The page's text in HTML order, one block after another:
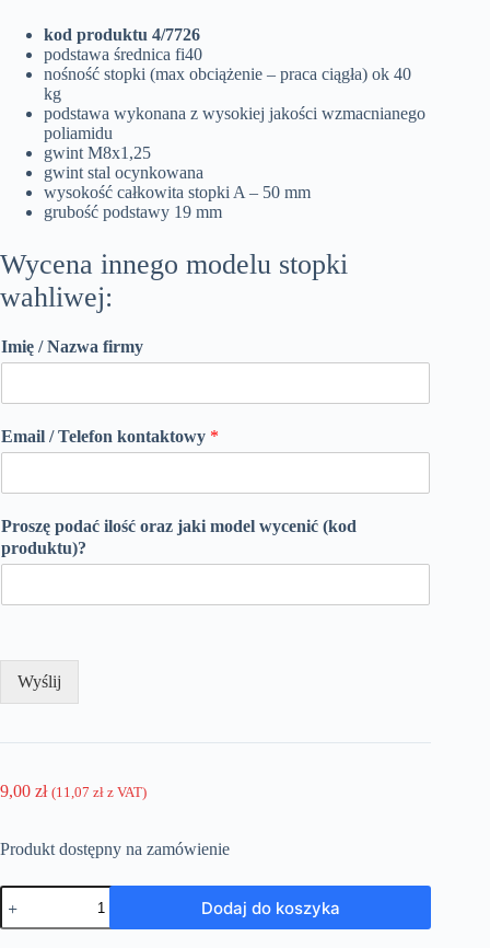
kod produktu 4/7726
podstawa średnica fi40
nośność stopki (max obciążenie – praca ciągła) ok 40
kg
podstawa wykonana z wysokiej jakości wzmacnianego
poliamidu
gwint M8x1,25
gwint stal ocynkowana
wysokość całkowita stopki A – 50 mm
grubość podstawy 19 mm
Wycena innego modelu stopki
wahliwej:
Imię / Nazwa firmy
Email / Telefon kontaktowy *
Proszę podać ilość oraz jaki model wycenić (kod
produktu)?
Wyślij
9,00 zł (11,07 zł z VAT)
Produkt dostępny na zamówienie
ilość
Stopka
wsporcza
Dodaj do koszyka